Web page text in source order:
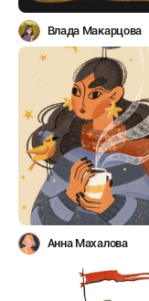
Влада Макарцова
Анна Махалова